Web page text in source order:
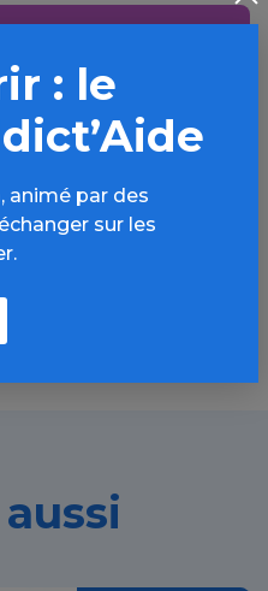
loin sur
Alcool
d’évaluations,
: le
animé par des
sur les